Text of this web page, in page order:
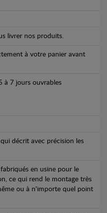
livrer nos produits.
à votre panier avant
à 7 jours ouvrables
décrit avec précision les
en usine pour le
ce qui rend le montage très
ou à n'importe quel point